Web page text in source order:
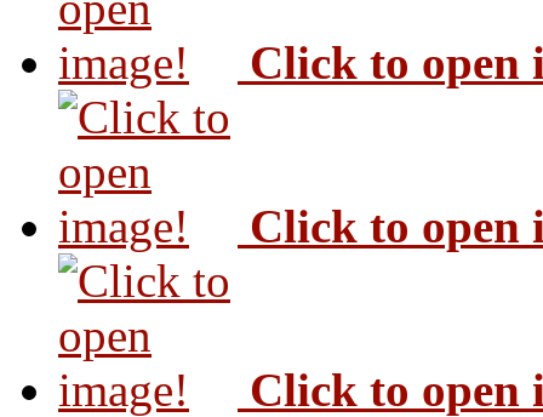
Click to open
Click to open
Click to open